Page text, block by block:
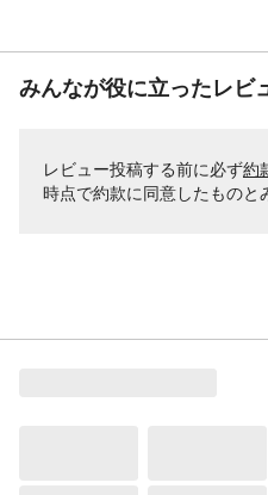
みんなが役に立ったレビ
レビュー投稿する前に必ず約
時点で約款に同意したものと